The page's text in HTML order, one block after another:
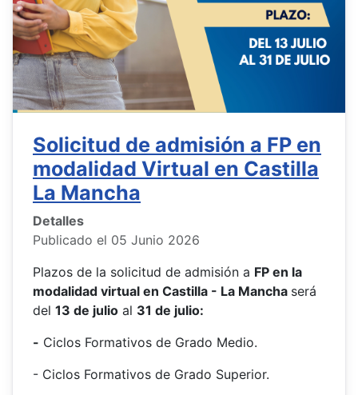
Solicitud de admisión a FP en
modalidad Virtual en Castilla
La Mancha
Detalles
Publicado el 05 Junio 2026
Plazos de la solicitud de admisión a FP en la
modalidad virtual en Castilla - La Mancha será
del 13 de julio al 31 de julio:
- Ciclos Formativos de Grado Medio.
- Ciclos Formativos de Grado Superior.